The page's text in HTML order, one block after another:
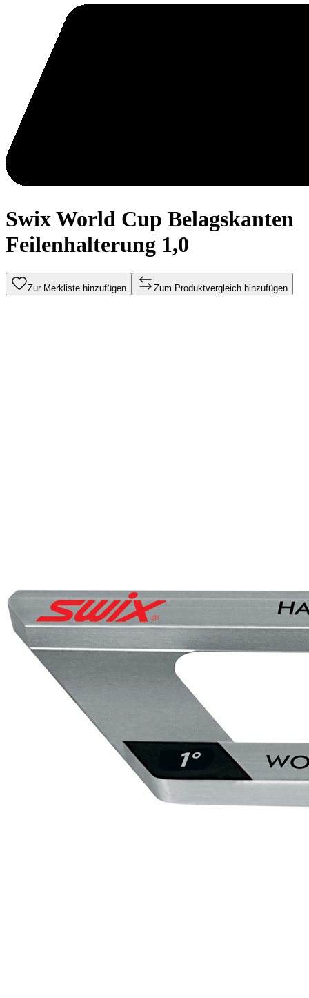
Swix World Cup Belagskanten
Feilenhalterung 1,0
Zur Merkliste hinzufügen Zum Produktvergleich hinzufügen